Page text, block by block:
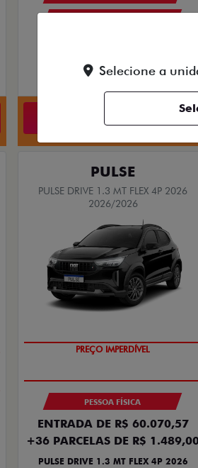
R$ 105.790,00
PULSE
PULSE DRIVE 1.3 MT FLEX 4P 2026
2026/2026
PESSOA FÍSICA
ENTRADA DE R$ 60.070,57
+36 PARCELAS DE R$
PULSE DRIVE 1.3 MT FLEX 4P 2026
Selecione a